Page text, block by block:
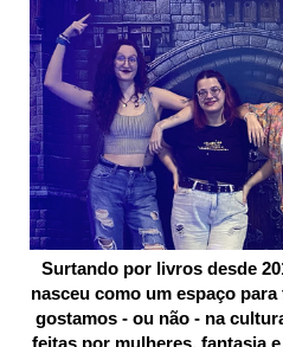
Surtando por livros desde
nasceu como um espaço
gostamos - ou não - na